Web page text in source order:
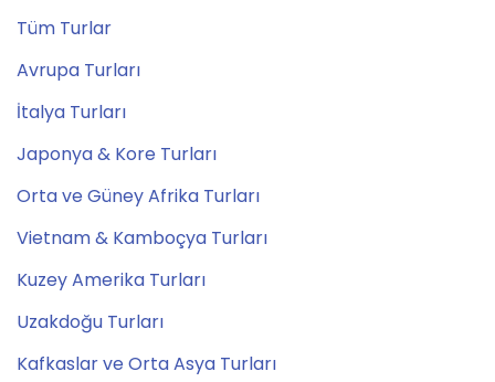
Tüm Turlar
Avrupa Turları
İtalya Turları
Japonya & Kore Turları
Orta ve Güney Afrika Turları
Vietnam & Kamboçya Turları
Kuzey Amerika Turları
Uzakdoğu Turları
Kafkaslar ve Orta Asya Turları